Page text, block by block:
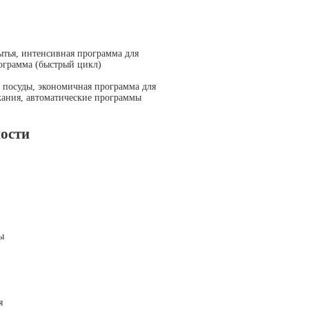
интенсивная программа для
(быстрый цикл)
экономичная программа для
автоматические программы